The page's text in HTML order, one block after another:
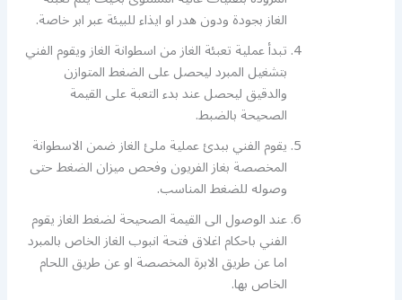
الغاز بجودة ودون هدر او ايذاء للبيئة عبر ابر خاصة.
تبدأ عملية تعبئة الغاز من اسطوانة الغاز ويقوم الفني
بتشغيل المبرد ليحصل على الضغط المتوازن
والدقيق ليحصل عند بدء التعبة على القيمة
الصحيحة بالضبط.
يقوم الفني ببدئ عملية ملئ الغاز ضمن الاسطوانة
المخصصة بغاز الفريون وفحص ميزان الضغط حتى
وصوله للضغط المناسب.
عند الوصول الى القيمة الصحيحة لضغط الغاز يقوم
الفني باحكام اغلاق فتحة انبوب الغاز الخاص بالمبرد
اما عن طريق الابرة المخصصة او عن طريق اللحام
الخاص بها.